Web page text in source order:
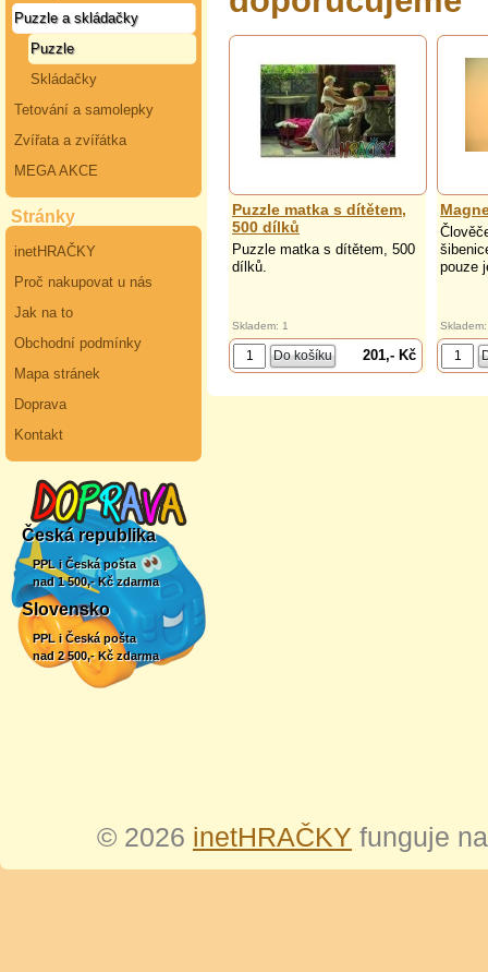
Puzzle a skládačky
Puzzle
Skládačky
Tetování a samolepky
Zvířata a zvířátka
MEGA AKCE
Stránky
inetHRAČKY
Proč nakupovat u nás
Jak na to
Obchodní podmínky
Mapa stránek
Doprava
Kontakt
Česká republika
PPL i Česká pošta
nad 1 500,- Kč zdarma
Slovensko
PPL i Česká pošta
nad 2 500,- Kč zdarma
Puzzle matka s dítětem,
500 dílků
Puzzle matka s dítětem, 500
dílků.
Skladem: 1
201,- Kč
pouze
© 2026 inetHRAČKY funguje